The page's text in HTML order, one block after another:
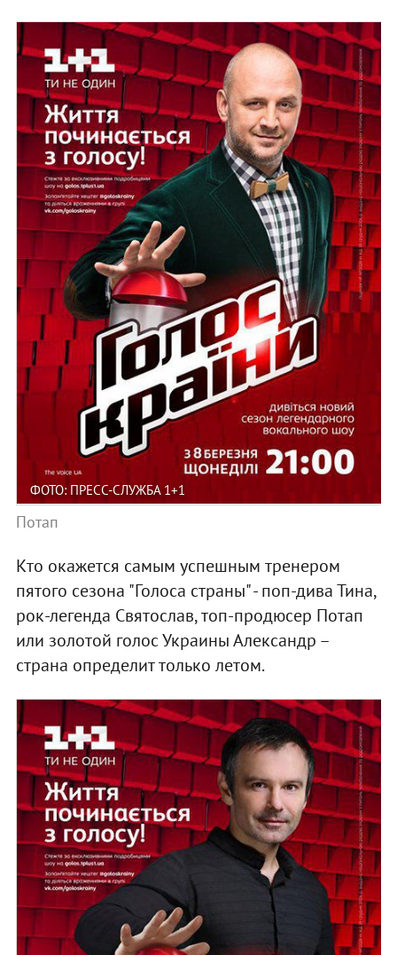
ФОТО: ПРЕСС-СЛУЖБА 1+1
Потап
Кто окажется самым успешным тренером
пятого сезона "Голоса страны" - поп-дива Тина,
рок-легенда Святослав, топ-продюсер Потап
или золотой голос Украины Александр –
страна определит только летом.